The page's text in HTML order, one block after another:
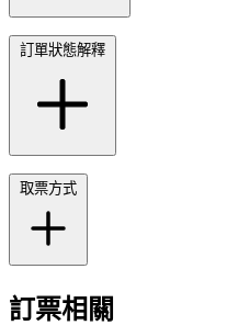
訂單狀態解釋
取票方式
訂票相關